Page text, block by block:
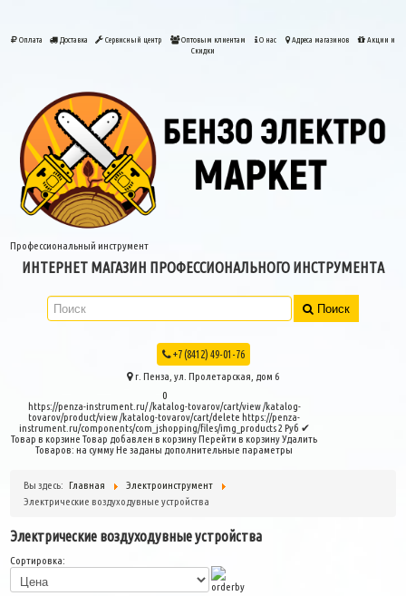
Оплата Доставка Сервисный центр Оптовым клиентам О нас Адреса магазинов
Акции и
Скидки
Профессиональный инструмент
ИНТЕРНЕТ МАГАЗИН ПРОФЕССИОНАЛЬНОГО ИНСТРУМЕНТА
Поиск
+7 (8412) 49-01-76
г. Пенза, ул. Пролетарская, дом 6
0
https://penza-instrument.ru//katalog-tovarov/cart/view/katalog-
tovarov/product/view/katalog-tovarov/cart/delete https://penza-
instrument.ru/components/com_jshopping/files/img_products2 Руб ✔
Товар в корзине Товар добавлен в корзинуПерейти в корзинуУдалить
Товаров: на суммуНе заданы дополнительные параметры
Вы здесь: Главная
Электроинструмент
Электрические воздуходувные устройства
Электрические воздуходувные устройства
Сортировка: